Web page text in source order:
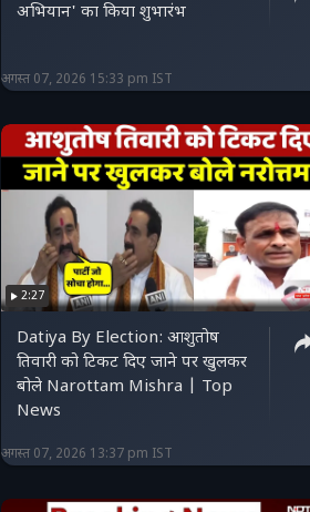
अभियान' का किया शुभारंभ
अगस्त 07, 2026 15:33 pm IST
2:27
Datiya By Election: आशुतोष
तिवारी को टिकट दिए जाने पर खुलकर
बोले Narottam Mishra | Top
News
अगस्त 07, 2026 13:37 pm IST